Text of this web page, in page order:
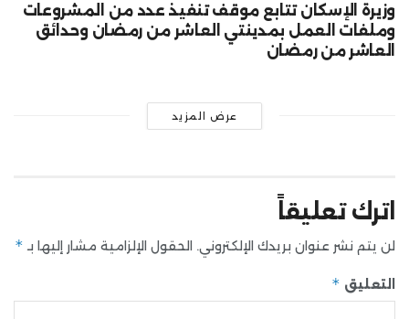
وزيرة الإسكان تتابع موقف تنفيذ عدد من المشروعات
وملفات العمل بمدينتي العاشر من رمضان وحدائق
العاشر من رمضان
عرض المزيد
اترك تعليقاً
لن يتم نشر عنوان بريدك الإلكتروني. الحقول الإلزامية مشار إليها بـ *
التعليق *